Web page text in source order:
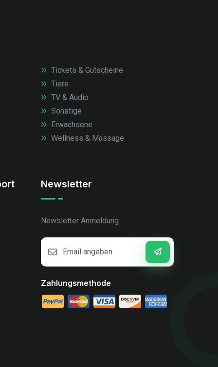
Tickets & Gutscheine
Tiere
TV & Audio
Sonstige
Erwachsene
Wellness & Massage
Newsletter
Newsletter Anmeldung
Zahlungsmethode